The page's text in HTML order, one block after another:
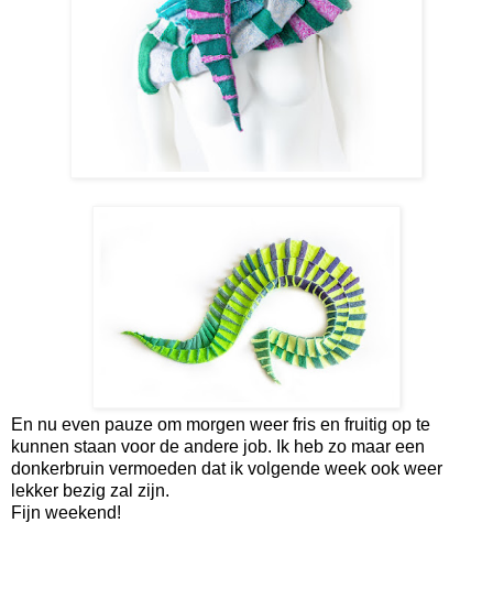
En nu even pauze om morgen weer fris en fruitig op te
kunnen staan voor de andere job. Ik heb zo maar een
donkerbruin vermoeden dat ik volgende week ook weer
lekker bezig zal zijn.
Fijn weekend!